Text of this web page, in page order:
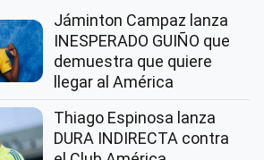
Jáminton Campaz lanza
INESPERADO GUIÑO que
demuestra que quiere
llegar al América
Thiago Espinosa lanza
DURA INDIRECTA contra